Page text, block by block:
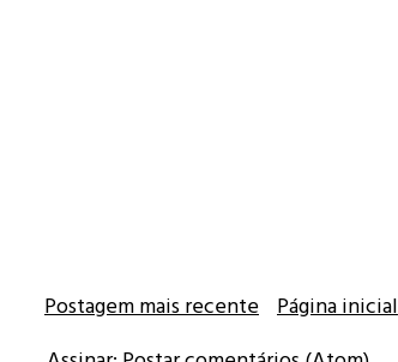
Postagem mais recente Página inicial